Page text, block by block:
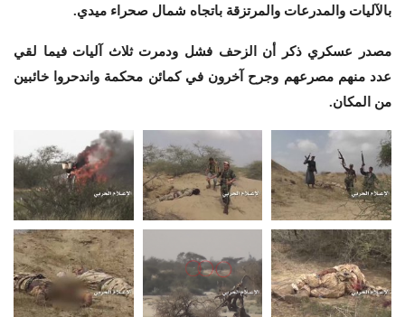
بالآليات والمدرعات والمرتزقة باتجاه شمال صحراء ميدي.
مصدر عسكري ذكر أن الزحف فشل ودمرت ثلاث آليات فيما لقي
عدد منهم مصرعهم وجرح آخرون في كمائن محكمة واندحروا خائبين
من المكان.